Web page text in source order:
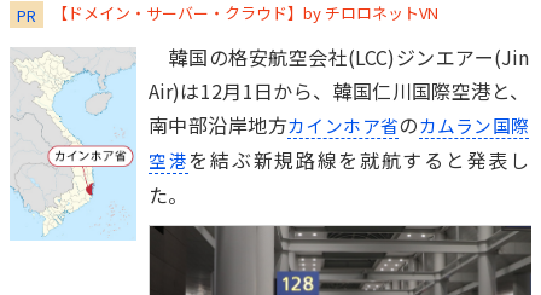
PR ​​​​​​​【ドメイン・サーバー・クラウド】by チロロネットVN
韓国の格安航空会社(LCC)ジンエアー(Jin
Air)は12月1日から、韓国仁川国際空港と、
南中部沿岸地方カインホア省のカムラン国際
空港を結ぶ新規路線を就航すると発表し
た。